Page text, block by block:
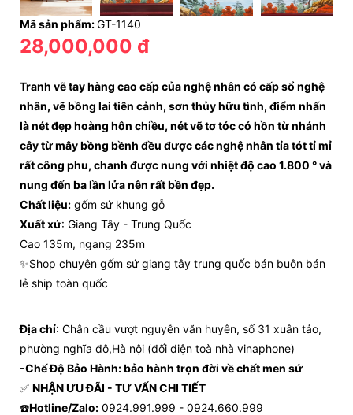
Mã sản phẩm:GT-1140
28,000,000 đ
Tranh vẽ tay hàng cao cấp của nghệ nhân có cấp sổ nghệ
nhân, vẽ bồng lai tiên cảnh, sơn thủy hữu tình, điểm nhấn
là nét đẹp hoàng hôn chiều, nét vẽ tơ tóc có hồn từ nhánh
cây từ mây bồng bềnh đều được các nghệ nhân tỉa tót tỉ mỉ
rất công phu, chanh được nung với nhiệt độ cao 1.800 ° và
nung đến ba lần lửa nên rất bền đẹp.
Chất liệu: gốm sứ khung gỗ
Xuất xứ: Giang Tây - Trung Quốc
Cao 135m, ngang 235m
✨Shop chuyên gốm sứ giang tây trung quốc bán buôn bán
lẻ ship toàn quốc
Địa chỉ: Chân cầu vượt nguyễn văn huyên, số 31 xuân tảo,
phường nghĩa đô,Hà nội (đối diện toà nhà vinaphone)
-Chế Độ Bảo Hành: bảo hành trọn đời về chất men sứ
✅ NHẬN ƯU ĐÃI - TƯ VẤN CHI TIẾT
☎️Hotline/Zalo: 0924.991.999 - 0924.660.999